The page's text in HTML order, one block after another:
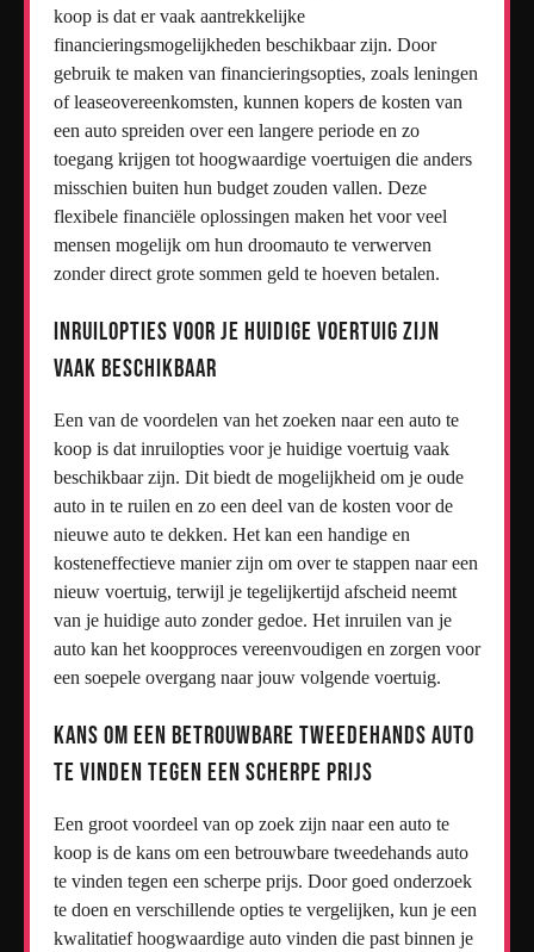
koop is dat er vaak aantrekkelijke
financieringsmogelijkheden beschikbaar zijn. Door
gebruik te maken van financieringsopties, zoals leningen
of leaseovereenkomsten, kunnen kopers de kosten van
een auto spreiden over een langere periode en zo
toegang krijgen tot hoogwaardige voertuigen die anders
misschien buiten hun budget zouden vallen. Deze
flexibele financiële oplossingen maken het voor veel
mensen mogelijk om hun droomauto te verwerven
zonder direct grote sommen geld te hoeven betalen.
Inruilopties voor je huidige voertuig zijn
vaak beschikbaar
Een van de voordelen van het zoeken naar een auto te
koop is dat inruilopties voor je huidige voertuig vaak
beschikbaar zijn. Dit biedt de mogelijkheid om je oude
auto in te ruilen en zo een deel van de kosten voor de
nieuwe auto te dekken. Het kan een handige en
kosteneffectieve manier zijn om over te stappen naar een
nieuw voertuig, terwijl je tegelijkertijd afscheid neemt
van je huidige auto zonder gedoe. Het inruilen van je
auto kan het koopproces vereenvoudigen en zorgen voor
een soepele overgang naar jouw volgende voertuig.
Kans om een betrouwbare tweedehands auto
te vinden tegen een scherpe prijs
Een groot voordeel van op zoek zijn naar een auto te
koop is de kans om een betrouwbare tweedehands auto
te vinden tegen een scherpe prijs. Door goed onderzoek
te doen en verschillende opties te vergelijken, kun je een
kwalitatief hoogwaardige auto vinden die past binnen je